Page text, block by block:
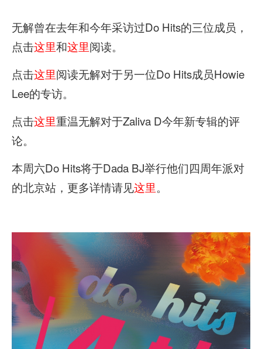
无解曾在去年和今年采访过Do Hits的三位成员，
点击这里和这里阅读。
点击这里阅读无解对于另一位Do Hits成员Howie
Lee的专访。
点击这里重温无解对于Zaliva D今年新专辑的评
论。
本周六Do Hits将于Dada BJ举行他们四周年派对
的北京站，更多详情请见这里。